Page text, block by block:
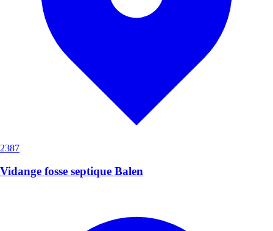
2387
Vidange fosse septique Balen